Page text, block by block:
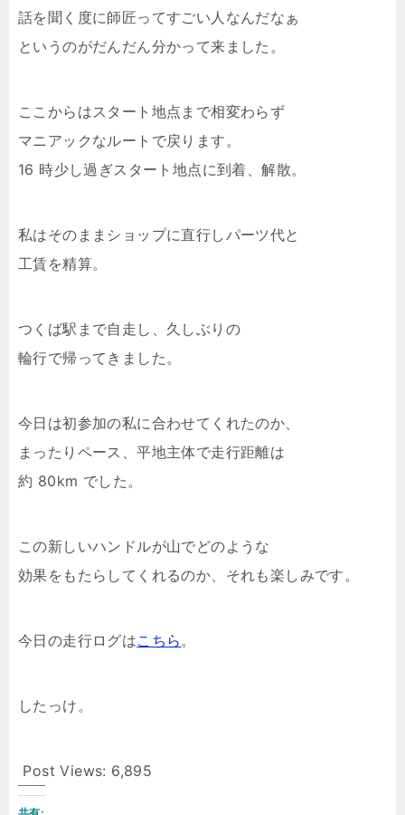
話を聞く度に師匠ってすごい人なんだなぁ
というのがだんだん分かって来ました。
ここからはスタート地点まで相変わらず
マニアックなルートで戻ります。
16 時少し過ぎスタート地点に到着、解散。
私はそのままショップに直行しパーツ代と
工賃を精算。
つくば駅まで自走し、久しぶりの
輪行で帰ってきました。
今日は初参加の私に合わせてくれたのか、
まったりペース、平地主体で走行距離は
約 80km でした。
この新しいハンドルが山でどのような
効果をもたらしてくれるのか、それも楽しみです。
今日の走行ログはこちら。
したっけ。
Post Views: 6,895